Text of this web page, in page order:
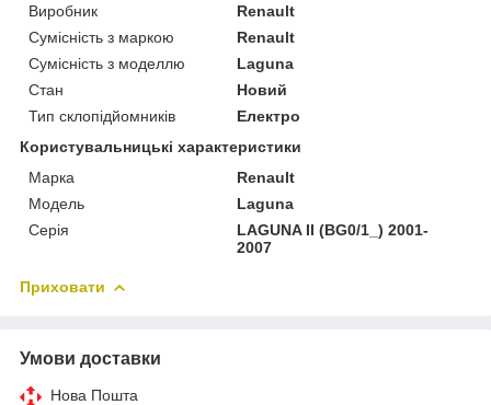
Виробник
Renault
Сумісність з маркою
Renault
Сумісність з моделлю
Laguna
Стан
Новий
Тип склопідйомників
Електро
Користувальницькі характеристики
Марка
Renault
Мoдель
Laguna
Серія
LAGUNA II (BG0/1_) 2001-
2007
Приховати
Умови доставки
Нова Пошта